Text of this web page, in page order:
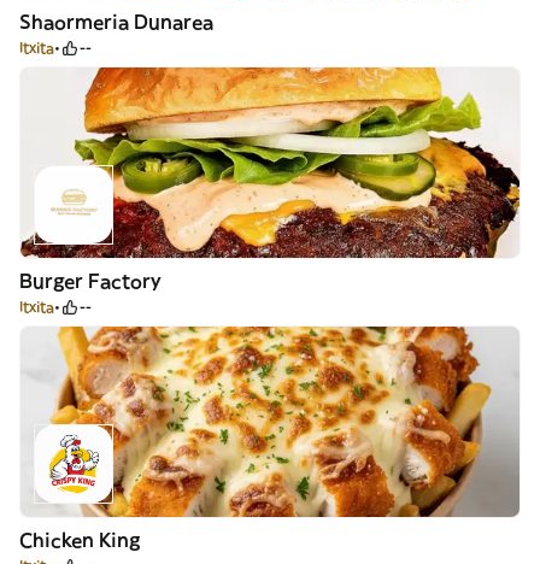
Shaormeria Dunarea
Itxita --
Burger Factory
Itxita --
Chicken King